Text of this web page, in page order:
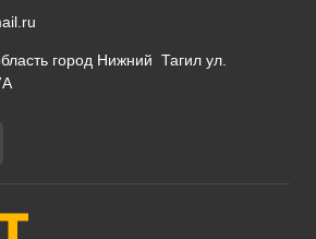
город Нижний Тагил ул.